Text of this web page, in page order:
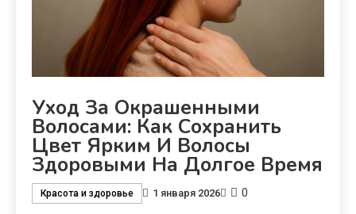
Уход За Окрашенными
Волосами: Как Сохранить
Цвет Ярким И Волосы
Здоровыми На Долгое Время
Красота и здоровье 1 января 2026 0